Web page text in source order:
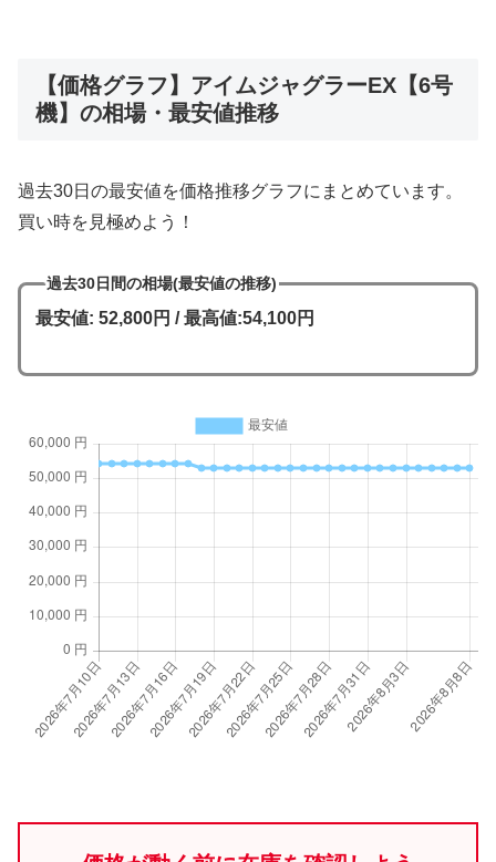
【価格グラフ】アイムジャグラーEX【6号
機】の相場・最安値推移
過去30日の最安値を価格推移グラフにまとめています。
買い時を見極めよう！
過去30日間の相場(最安値の推移)
最安値: 52,800円 / 最高値:54,100円